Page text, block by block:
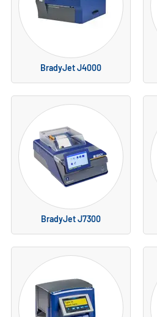
BradyJet J4000
BradyJet J7300